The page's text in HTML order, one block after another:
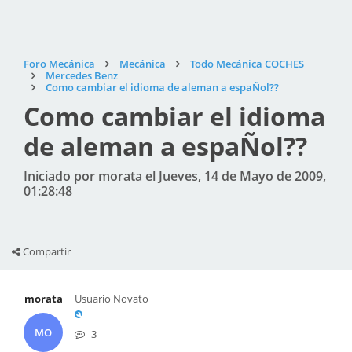
Foro Mecánica Mecánica
Todo Mecánica COCHES
Mercedes Benz
Como cambiar el idioma de aleman a espaÑol??
Como cambiar el idioma
de aleman a espaÑol??
Iniciado por morata el Jueves, 14 de Mayo de 2009,
01:28:48
Compartir
morata
MO
Usuario Novato
3